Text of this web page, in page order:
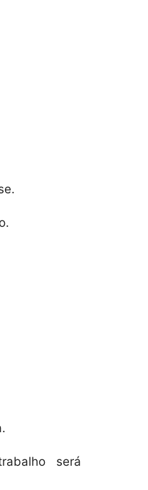
será